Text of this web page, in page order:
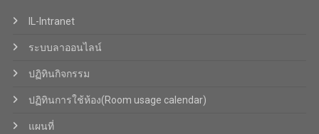
IL-Intranet
ระบบลาออนไลน์
ปฏิทินกิจกรรม
ปฏิทินการใช้ห้อง(Room usage calendar)
แผนที่